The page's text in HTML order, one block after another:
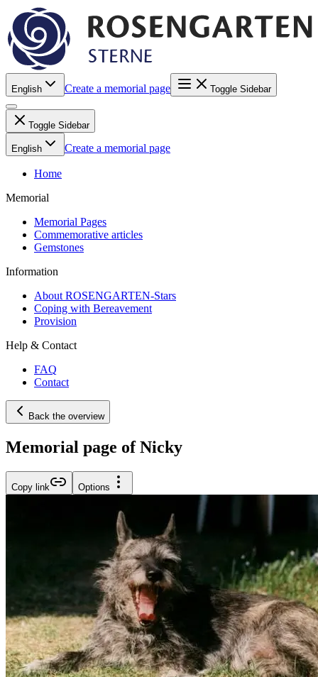
English Create a memorial page Toggle Sidebar
Toggle Sidebar
English Create a memorial page
Home
Memorial
Memorial Pages
Commemorative articles
Gemstones
Information
About ROSENGARTEN-Stars
Coping with Bereavement
Provision
Help & Contact
FAQ
Contact
Back the overview
Memorial page of Nicky
Copy link Options